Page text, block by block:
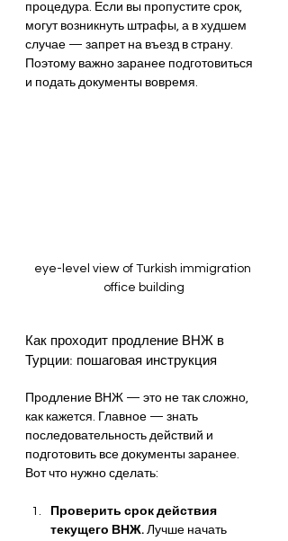
процедура. Если вы пропустите срок,
могут возникнуть штрафы, а в худшем
случае — запрет на въезд в страну.
Поэтому важно заранее подготовиться
и подать документы вовремя.
eye-level view of Turkish immigration
office building
Как проходит продление ВНЖ в
Турции: пошаговая инструкция
Продление ВНЖ — это не так сложно,
как кажется. Главное — знать
последовательность действий и
подготовить все документы заранее.
Вот что нужно сделать:
Проверить срок действия
текущего ВНЖ. Лучше начать